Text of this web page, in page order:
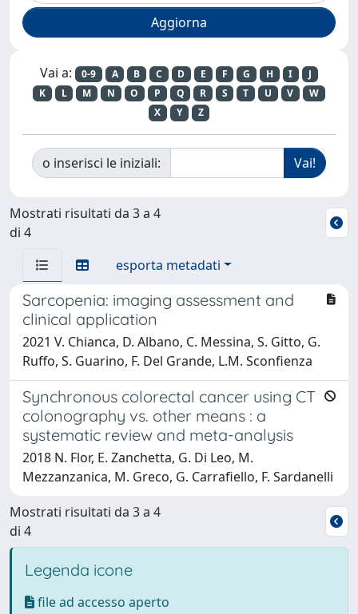
Vai a: 0-9 A B C D E F G H I
J
K
L M N O P Q R S T U V
W
X
Y Z
o inserisci le iniziali:
Mostrati risultati da 3 a 4
di 4
esporta metadati
Sarcopenia: imaging assessment and
clinical application
2021 V. Chianca, D. Albano, C. Messina, S. Gitto, G.
Ruffo, S. Guarino, F. Del Grande, L.M. Sconfienza
Synchronous colorectal cancer using CT
colonography vs. other means : a
systematic review and meta-analysis
2018 N. Flor, E. Zanchetta, G. Di Leo, M.
Mezzanzanica, M. Greco, G. Carrafiello, F. Sardanelli
Mostrati risultati da 3 a 4
di 4
Legenda icone
file ad accesso aperto